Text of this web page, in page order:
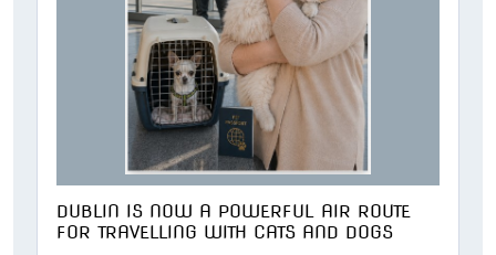
DUBLIN IS NOW A POWERFUL AIR ROUTE
FOR TRAVELLING WITH CATS AND DOGS